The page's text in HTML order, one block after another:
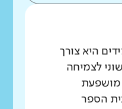
היא צורך
לצמיחה
מושפעת
הספר